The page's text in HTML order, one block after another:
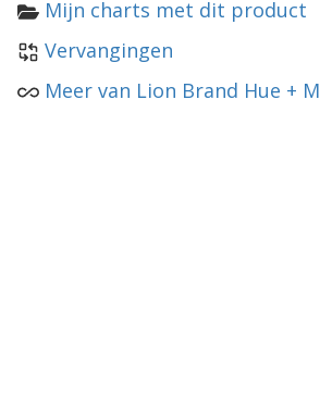
Mijn charts met dit product
Vervangingen
Meer van Lion Brand Hue +